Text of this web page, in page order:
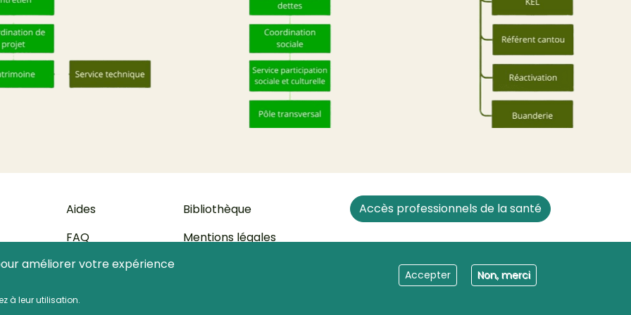
page
Aides
Bibliothèque
FAQ
Mentions légales
Accès professionnels de la santé
améliorer votre expérience
à leur utilisation.
Accepter Non, merci